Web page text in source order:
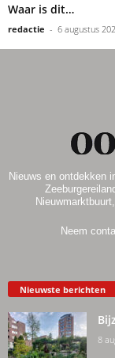
Waar is dit…
redactie - 6 augustus
Nieuws en ontdekken
Neem
Nieuwste berichten
8